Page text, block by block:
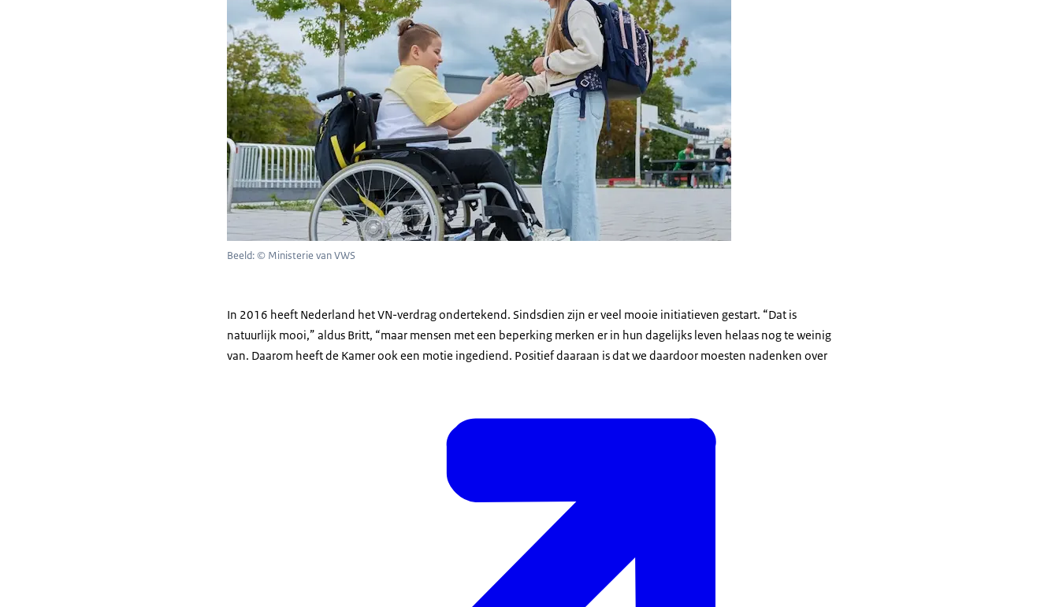
Beeld: © Ministerie van VWS
In 2016 heeft Nederland het VN-verdrag ondertekend. Sindsdien zijn er veel mooie initiatieven gestart. “Dat is
natuurlijk mooi,” aldus Britt, “maar mensen met een beperking merken er in hun dagelijks leven helaas nog te weinig
van. Daarom heeft de Kamer ook een motie ingediend. Positief daaraan is dat we daardoor moesten nadenken over